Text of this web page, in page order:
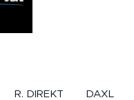
R. DIREKT DAXL